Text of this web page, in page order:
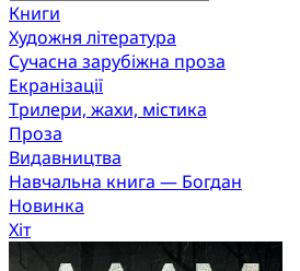
Книги
Художня література
Сучасна зарубіжна проза
Екранізації
Трилери, жахи, містика
Проза
Видавництва
Навчальна книга — Богдан
Новинка
Хіт